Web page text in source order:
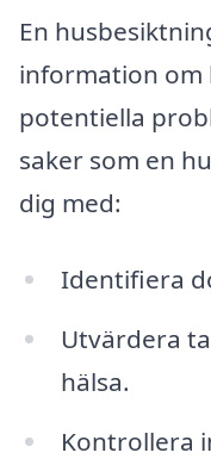
En
information om
potentiella
saker som en
dig med:
Identifiera
Utvärdera
hälsa.
Kontrollera